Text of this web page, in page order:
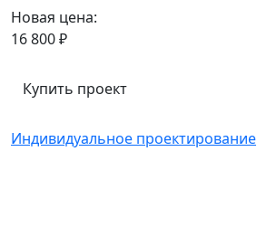
Новая цена:
16 800 ₽
Купить проект
Индивидуальное проектирование